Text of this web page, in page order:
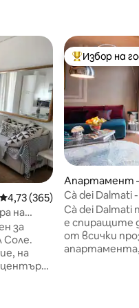
Средна оценка: 4,73 от 5,
4,73 (365)
на
за
Соле.
на
Най-Избор на
Апартамент
Cà dei Dalmati
Cà dei Dalmati
е спиращите
от всички